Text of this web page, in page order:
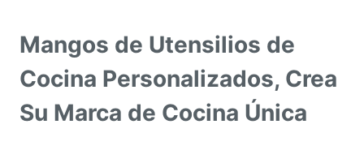
Mangos de Utensilios de
Cocina Personalizados, Crea
Su Marca de Cocina Única